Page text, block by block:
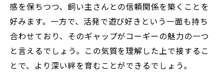
感を保ちつつ、飼い主さんとの信頼関係を築くことを
好みます。一方で、活発で遊び好きという一面も持ち
合わせており、そのギャップがコーギーの魅力の一つ
と言えるでしょう。この気質を理解した上で接するこ
とで、より深い絆を育むことができるでしょう。